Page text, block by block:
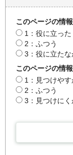
このページの情
1：役に立った
2：ふつう
3：役に立たな
このページの情
1：見つけやす
2：ふつう
3：見つけにく